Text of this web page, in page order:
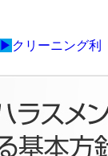
▶ クリーニング利